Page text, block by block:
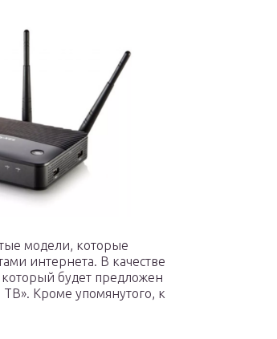
модели, которые
интернета. В качестве
будет предложен
Кроме упомянутого, к